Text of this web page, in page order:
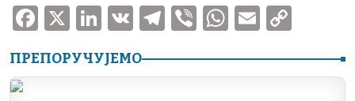
F
c
X
Li
k
V
T
e
V
er
W
at
E
ai p
ПРЕПОРУЧУЈЕМО